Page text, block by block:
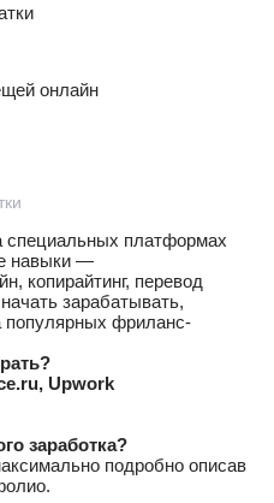
онлайн
специальных платформах
навыки —
копирайтинг, перевод
зарабатывать,
популярных фриланс-
Upwork
заработка?
подробно описав